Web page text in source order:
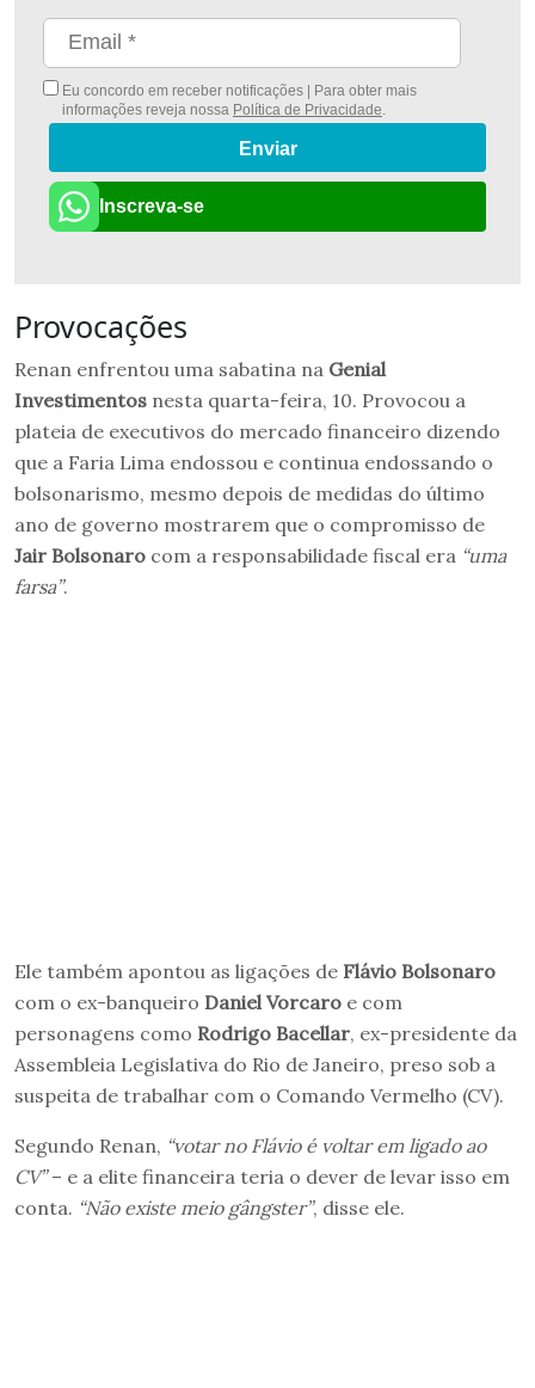
Eu concordo em receber notificações | Para obter mais
informações reveja nossa Política de Privacidade
Enviar
Inscreva-se
Provocações
Renan enfrentou uma sabatina na Genial
Investimentos nesta quarta-feira, 10. Provocou a
plateia de executivos do mercado financeiro dizendo
que a Faria Lima endossou e continua endossando o
bolsonarismo, mesmo depois de medidas do último
ano de governo mostrarem que o compromisso de
Jair Bolsonaro com a responsabilidade fiscal era “uma
farsa”.
Ele também apontou as ligações de Flávio Bolsonaro
com o ex-banqueiro Daniel Vorcaro e com
personagens como Rodrigo Bacellar, ex-presidente da
Assembleia Legislativa do Rio de Janeiro, preso sob a
suspeita de trabalhar com o Comando Vermelho (CV).
Segundo Renan, “votar no Flávio é voltar em ligado ao
CV”– e a elite financeira teria o dever de levar isso em
conta. “Não existe meio gângster”, disse ele.